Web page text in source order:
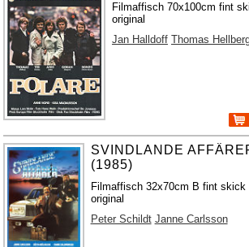
Filmaffisch 70x100cm fint
original
Jan Halldoff Thomas
SVINDLANDE
(1985)
Filmaffisch 32x70cm B fint skick
original
Peter Schildt Janne Carlsson